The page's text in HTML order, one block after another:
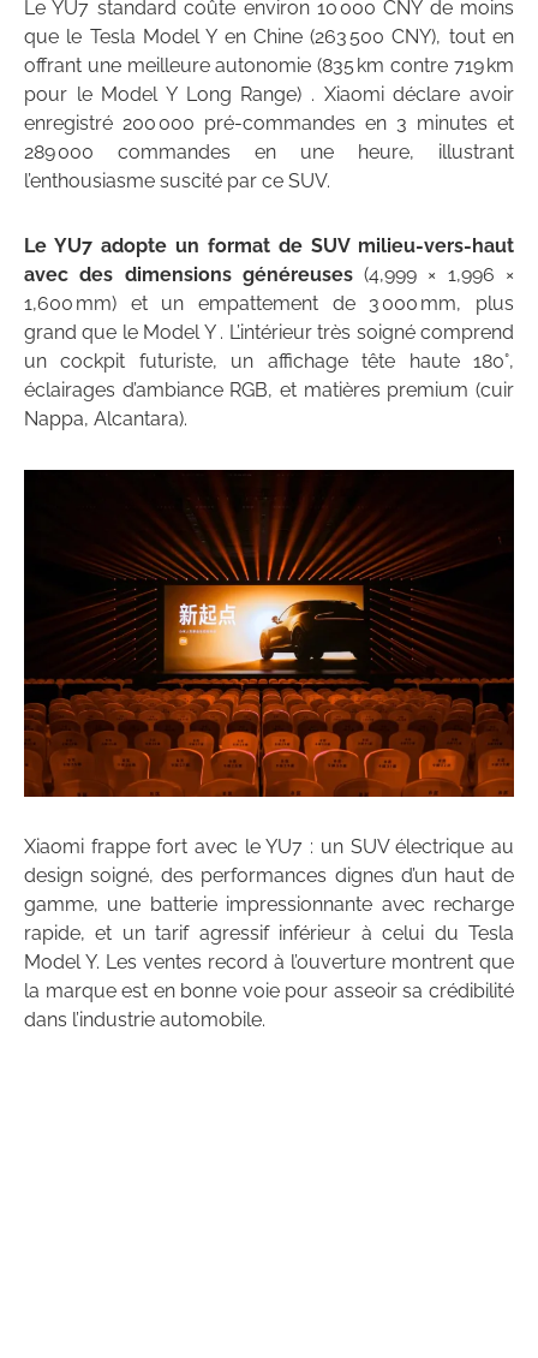
Le YU7 standard coûte environ 10 000 CNY de moins
que le Tesla Model Y en Chine (263 500 CNY), tout en
offrant une meilleure autonomie (835 km contre 719 km
pour le Model Y Long Range) . Xiaomi déclare avoir
enregistré 200 000 pré-commandes en 3 minutes et
289 000 commandes en une heure, illustrant
l’enthousiasme suscité par ce SUV.
Le YU7 adopte un format de SUV milieu-vers-haut
avec des dimensions généreuses(4,999 × 1,996 ×
1,600 mm) et un empattement de 3 000 mm, plus
grand que le Model Y . L’intérieur très soigné comprend
un cockpit futuriste, un affichage tête haute 180°,
éclairages d’ambiance RGB, et matières premium (cuir
Nappa, Alcantara).
Xiaomi frappe fort avec le YU7 : un SUV électrique au
design soigné, des performances dignes d’un haut de
gamme, une batterie impressionnante avec recharge
rapide, et un tarif agressif inférieur à celui du Tesla
Model Y. Les ventes record à l’ouverture montrent que
la marque est en bonne voie pour asseoir sa crédibilité
dans l’industrie automobile.